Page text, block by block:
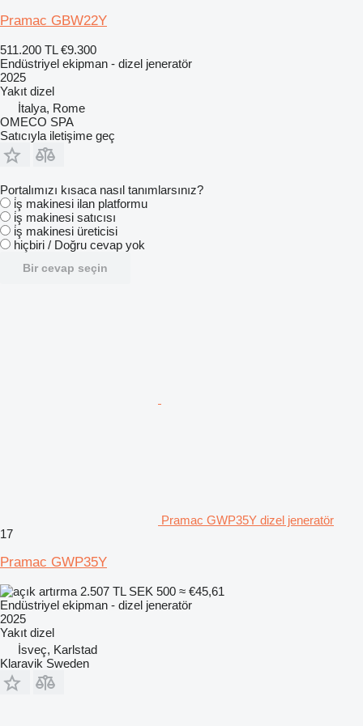
Pramac GBW22Y
511.200 TL €9.300
Endüstriyel ekipman - dizel jeneratör
2025
Yakıt dizel
İtalya, Rome
OMECO SPA
Satıcıyla iletişime geç
Portalımızı kısaca nasıl tanımlarsınız?
i̇ş makinesi ilan platformu
i̇ş makinesi satıcısı
i̇ş makinesi üreticisi
hiçbiri / Doğru cevap yok
Bir cevap seçin
Pramac GWP35Y dizel jeneratör
17
Pramac GWP35Y
2.507 TL SEK 500 ≈ €45,61
Endüstriyel ekipman - dizel jeneratör
2025
Yakıt dizel
İsveç, Karlstad
Klaravik Sweden